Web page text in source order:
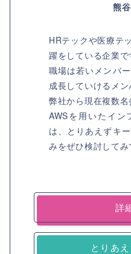
熊
HRテックや医療テ
躍をしている企業で
職場は若いメンバ
成長していけるメン
弊社から現在複数名
AWSを用いたイン
は、とりあえずキ
みをぜひ検討してみ
詳
とりあ